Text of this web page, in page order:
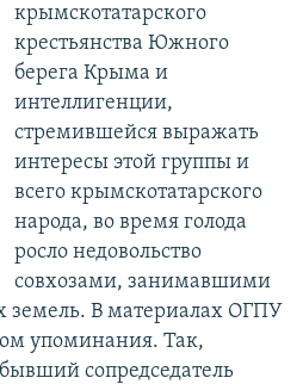
крымскотатарского
крестьянства Южного
берега Крыма и
интеллигенции,
стремившейся выражать
интересы этой группы и
всего крымскотатарского
народа, во время голода
росло недовольство
совхозами, занимавшими
В материалах ОГПУ
упоминания. Так,
сопредседатель